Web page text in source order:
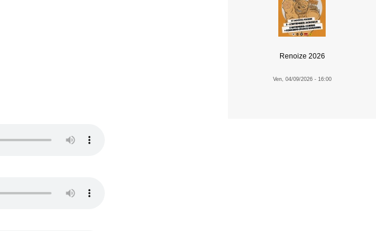
Renoize 2026
Ven, 04/09/2026 - 16:00